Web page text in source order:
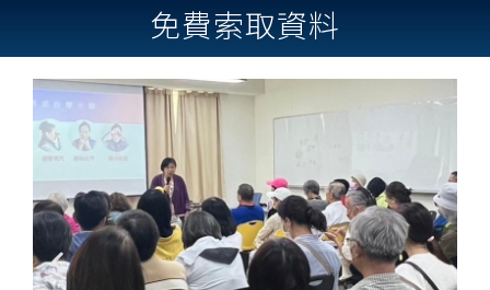
免費索取資料
Previous
Next